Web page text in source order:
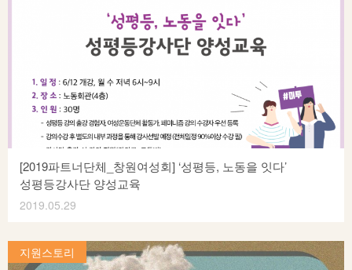
생각한다. 여성 신입 활동가분들이 여성과 젠더에 기반한
목소리를 더 크게 내어야 사회가 변화할 수 있을 것이다”라며
리더십 교육과정에 참여한 신입활동가에게 지지와 격려의
말씀을 나누어 주었습니다. 이어,⋯
국경을 넘는 연대를 통하여 평화로운 공동체 사회를 실현하기
위한 다양한 사업 및 지원을 하고 있습니다.
대구이주여성인권센터의 <난민여성의 그림책 만들기 프로젝트 :
자유주제 2년 사업영역에 선정되었습니다.
대구이주여성인권센터 http://www.dgwmigrant.org/index.php
[2019파트너단체_창원여성회] ‘성평등, 노동을 잇다’
성평등강사단 양성교육
2019.05.29
주인이 되어 차별이 없는 성평등 사회 및 성폭력과 가정폭력,
성매매를 비롯한 인간에 대한 모든 폭력을 반대하고 방지하는
지원스토리